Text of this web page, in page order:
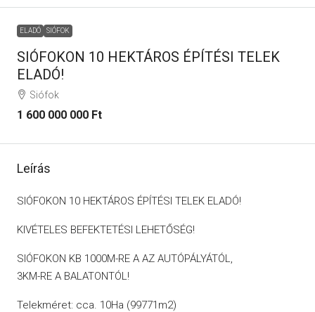
ELADÓ SIÓFOK
SIÓFOKON 10 HEKTÁROS ÉPÍTÉSI TELEK
ELADÓ!
Siófok
1 600 000 000 Ft
Leírás
SIÓFOKON 10 HEKTÁROS ÉPÍTÉSI TELEK ELADÓ!
KIVÉTELES BEFEKTETÉSI LEHETŐSÉG!
SIÓFOKON KB 1000M-RE A AZ AUTÓPÁLYÁTÓL,
3KM-RE A BALATONTÓL!
Telekméret: cca. 10Ha (99771m2)